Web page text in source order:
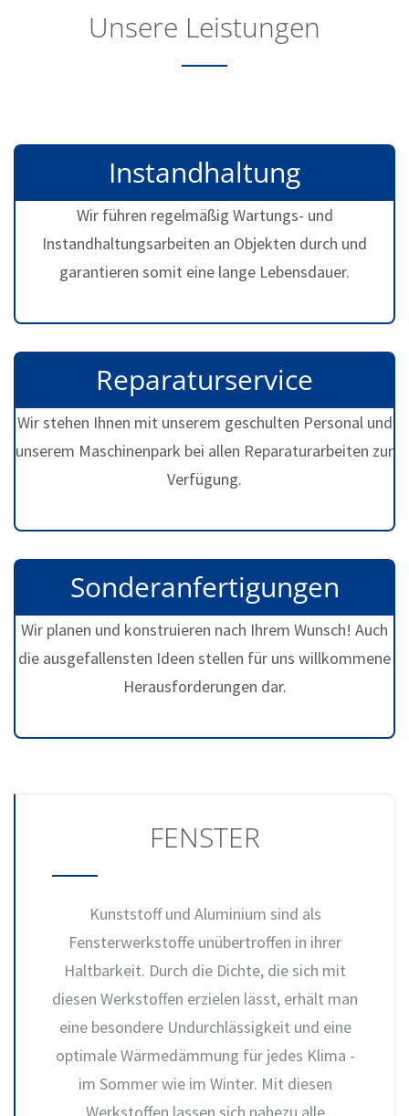
Unsere Leistungen
Instandhaltung
Wir führen regelmäßig Wartungs- und
Instandhaltungsarbeiten an Objekten durch und
garantieren somit eine lange Lebensdauer.
Reparaturservice
Wir stehen Ihnen mit unserem geschulten Personal und
unserem Maschinenpark bei allen Reparaturarbeiten zur
Verfügung.
Sonderanfertigungen
Wir planen und konstruieren nach Ihrem Wunsch! Auch
die ausgefallensten Ideen stellen für uns willkommene
Herausforderungen dar.
FENSTER
Kunststoff und Aluminium sind als
Fensterwerkstoffe unübertroffen in ihrer
Haltbarkeit. Durch die Dichte, die sich mit
diesen Werkstoffen erzielen lässt, erhält man
eine besondere Undurchlässigkeit und eine
optimale Wärmedämmung für jedes Klima -
im Sommer wie im Winter. Mit diesen